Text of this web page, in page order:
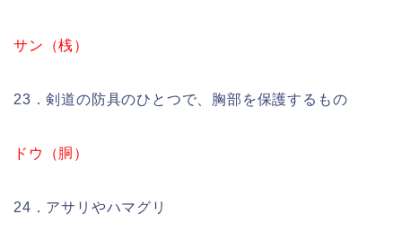
サン（桟）
23．剣道の防具のひとつで、胸部を保護するもの
ドウ（胴）
24．アサリやハマグリ